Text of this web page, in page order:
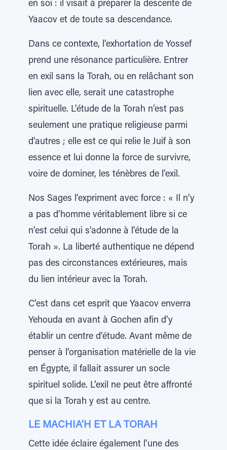
en soi : il visait à préparer la descente de
Yaacov et de toute sa descendance.
Dans ce contexte, l’exhortation de Yossef
prend une résonance particulière. Entrer
en exil sans la Torah, ou en relâchant son
lien avec elle, serait une catastrophe
spirituelle. L’étude de la Torah n’est pas
seulement une pratique religieuse parmi
d’autres ; elle est ce qui relie le Juif à son
essence et lui donne la force de survivre,
voire de dominer, les ténèbres de l’exil.
Nos Sages l’expriment avec force : « Il n’y
a pas d’homme véritablement libre si ce
n’est celui qui s’adonne à l’étude de la
Torah ». La liberté authentique ne dépend
pas des circonstances extérieures, mais
du lien intérieur avec la Torah.
C’est dans cet esprit que Yaacov enverra
Yehouda en avant à Gochen afin d’y
établir un centre d’étude. Avant même de
penser à l’organisation matérielle de la vie
en Égypte, il fallait assurer un socle
spirituel solide. L’exil ne peut être affronté
que si la Torah y est au centre.
LE MACHIA’H ET LA TORAH
Cette idée éclaire également l’une des